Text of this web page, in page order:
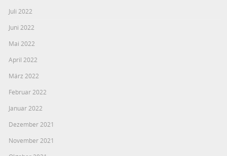
Juli 2022
Juni 2022
Mai 2022
April 2022
März 2022
Februar 2022
Januar 2022
Dezember 2021
November 2021